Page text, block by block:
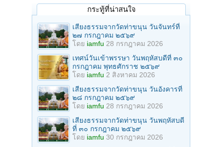
กระทู้ที่น่าสนใจ
เสียงธรรมจากวัดท่าขนุน วันจันทร์ที่
๒๗ กรกฎาคม ๒๕๖๙
โดย iamfu 28 กรกฎาคม 2026
เทศน์วันเข้าพรรษา วันพฤหัสบดีที่ ๓๐
กรกฎาคม พุทธศักราช ๒๕๖๙
โดย iamfu 2 สิงหาคม 2026
เสียงธรรมจากวัดท่าขนุน วันอังคารที่
๒๘ กรกฎาคม ๒๕๖๙
โดย iamfu 28 กรกฎาคม 2026
เสียงธรรมจากวัดท่าขนุน วันพฤหัสบดี
ที่ ๓๐ กรกฎาคม ๒๕๖๙
โดย iamfu 30 กรกฎาคม 2026